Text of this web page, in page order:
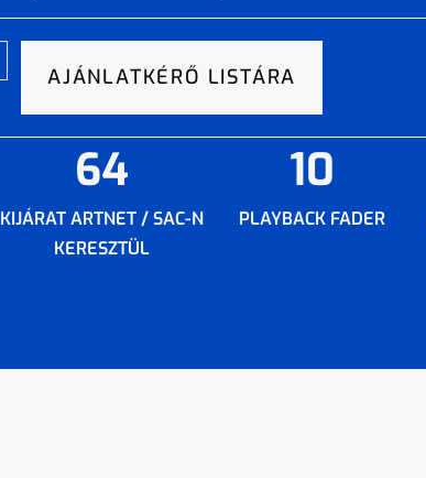
AJÁNLATKÉRŐ LISTÁRA
64
KIJÁRAT ARTNET / SAC-N
KERESZTÜL
10
PLAYBACK FADER